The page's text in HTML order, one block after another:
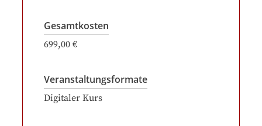
Gesamtkosten
699,00 €
Veranstaltungsformate
Digitaler Kurs